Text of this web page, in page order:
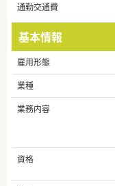
通勤交通費
基本情報
雇用形態
業種
業務内容
資格